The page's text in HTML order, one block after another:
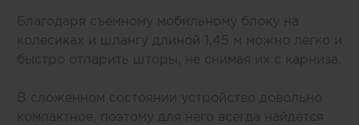
Благодаря съемному мобильному блоку на
колесиках и шлангу длиной 1,45 м можно легко и
быстро отпарить шторы, не снимая их с карниза.
В сложенном состоянии устройство довольно
компактное, поэтому для него всегда найдется